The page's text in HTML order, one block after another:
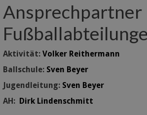
Ansprechpartner
Aktivität:Volker Reithermann
Ballschule: Sven Beyer
Jugendleitung: Sven Beyer
AH: Dirk Lindenschmitt